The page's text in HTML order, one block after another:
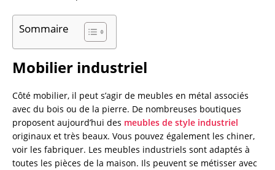
Sommaire
Mobilier industriel
Côté mobilier, il peut s’agir de meubles en métal associés
avec du bois ou de la pierre. De nombreuses boutiques
proposent aujourd’hui des meubles de style industriel
originaux et très beaux. Vous pouvez également les chiner,
voir les fabriquer. Les meubles industriels sont adaptés à
toutes les pièces de la maison. Ils peuvent se métisser avec